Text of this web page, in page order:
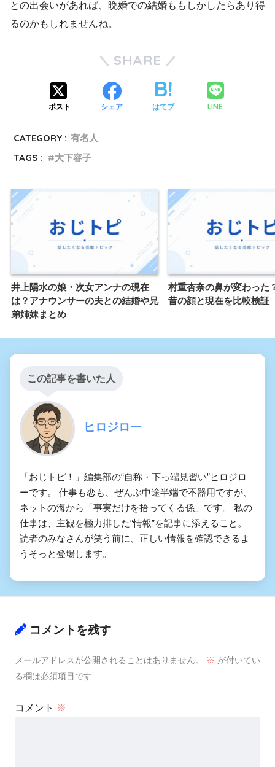
との出会いがあれば、晩婚での結婚ももしかしたらあり得
るのかもしれませんね。
SHARE
ポスト シェア はてブ LINE
CATEGORY : 有名人
TAGS :
大下容子
井上陽水の娘・次女アンナの現在
は？アナウンサーの夫との結婚や兄
弟姉妹まとめ
村重杏奈の鼻が変わった
昔の顔と現在を比較検証
この記事を書いた人
ヒロジロー
「おじトピ！」編集部の“自称・下っ端見習い”ヒロジロ
ーです。 仕事も恋も、ぜんぶ中途半端で不器用ですが、
ネットの海から「事実だけを拾ってくる係」です。 私の
仕事は、主観を極力排した“情報”を記事に添えること。
読者のみなさんが笑う前に、正しい情報を確認できるよ
うそっと登場します。
コメントを残す
メールアドレスが公開されることはありません。 ※ が付いてい
る欄は必須項目です
コメント ※